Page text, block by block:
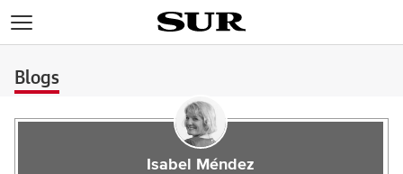
Blogs
Isabel Méndez